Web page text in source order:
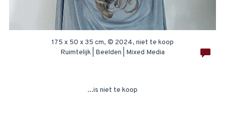
175 x 50 x 35 cm, © 2024, niet te koop
Ruimtelijk | Beelden | Mixed Media
...is niet te koop